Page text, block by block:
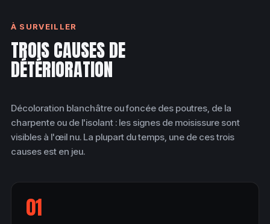
À SURVEILLER
TROIS CAUSES DE
DÉTÉRIORATION
Décoloration blanchâtre ou foncée des poutres, de la
charpente ou de l'isolant : les signes de moisissure sont
visibles à l'œil nu. La plupart du temps, une de ces trois
causes est en jeu.
01